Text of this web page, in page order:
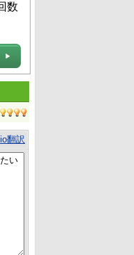
数
翻訳